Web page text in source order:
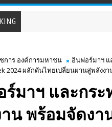
การ องค์การมหาชน
อินฟอร์มาฯ แ
2024 ผลักดันไทยเปลี่ยนผ่านสู่พลังง
มาฯ และกระ
น พร้อมจัดงา